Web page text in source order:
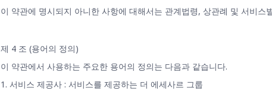
이 약관에 명시되지 아니한 사항에 대해서는 관계법령, 상관례 및 서비스
제 4 조 (용어의 정의)
이 약관에서 사용하는 주요한 용어의 정의는 다음과 같습니다.
1. 서비스 제공사 : 서비스를 제공하는 더 에세사르 그룹